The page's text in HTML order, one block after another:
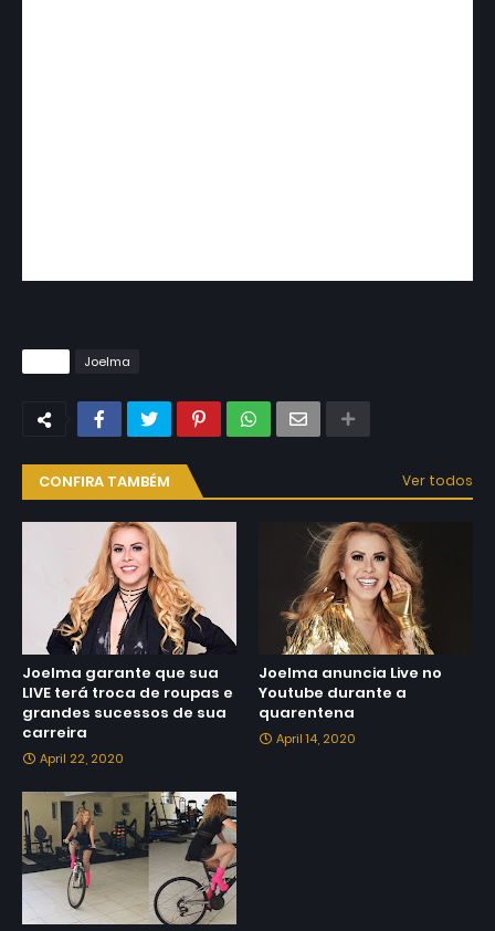
Joelma
CONFIRA TAMBÉM Ver todos
Joelma garante que sua
LIVE terá troca de roupas e
grandes sucessos de sua
carreira
April 22, 2020
Joelma anuncia Live no
Youtube durante a
quarentena
April 14, 2020